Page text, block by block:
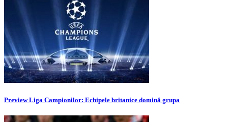
Preview Liga Campionilor: Echipele britanice domină grupa